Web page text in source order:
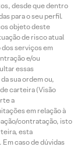
desde que dentro
para o seu perfil.
objeto deste
de risco atual
serviços em
e/ou
essas
sua ordem ou,
carteira (Visão
a
em relação à
contratação, isto
esta
caso de dúvidas